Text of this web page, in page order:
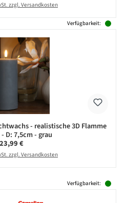
zzgl. Versandkosten
Verfügbarkeit:
- realistische 3D Flamme
D: 7,5cm - grau
Regulärer Preis:
23,99 €
zzgl. Versandkosten
Verfügbarkeit: